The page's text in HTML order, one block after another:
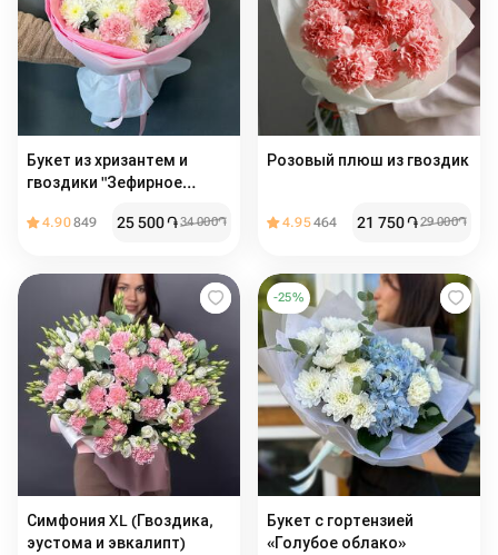
Букет из хризантем и
гвоздики "Зефирное
4.90849 25 500֏34 000֏
Розовый плюш из гвоздик
4.95464 21 750֏29 000֏
Симфония XL (Гвоздика,
эустома и эвкалипт)
-25%
Букет с гортензией
«Голубое облако»